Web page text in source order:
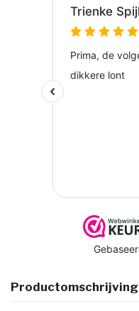
Productomschrijving